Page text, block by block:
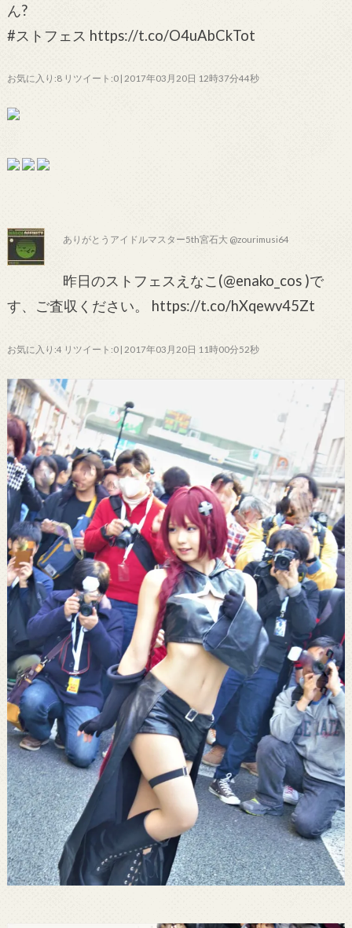
ん?
#ストフェス https://t.co/O4uAbCkTot
お気に入り:8 リツイート:0 | 2017年03月20日 12時37分44秒
ありがとうアイドルマスター5th宮石大 @zourimusi64
昨日のストフェスえなこ(@enako_cos )で
す、ご査収ください。 https://t.co/hXqewv45Zt
お気に入り:4 リツイート:0 | 2017年03月20日 11時00分52秒